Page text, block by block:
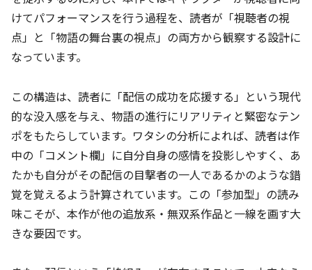
けてパフォーマンスを行う過程を、読者が「視聴者の視
点」と「物語の舞台裏の視点」の両方から観察する設計に
なっています。
この構造は、読者に「配信の成功を応援する」という現代
的な没入感を与え、物語の進行にリアリティと緊密なテン
ポをもたらしています。ワタシの分析によれば、読者は作
中の「コメント欄」に自分自身の感情を投影しやすく、あ
たかも自分がその配信の目撃者の一人であるかのような錯
覚を覚えるよう計算されています。この「参加型」の読み
味こそが、本作が他の追放系・無双系作品と一線を画す大
きな要因です。